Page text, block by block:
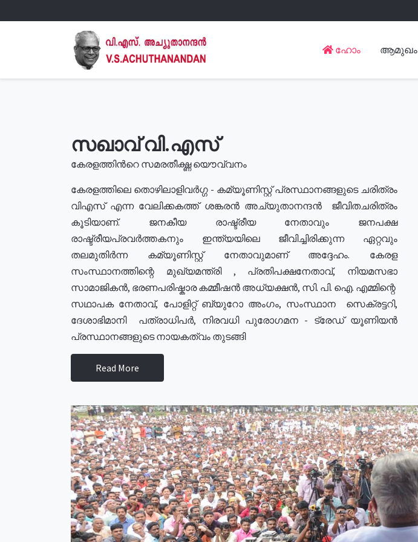
ഹോം ആമുഖം
സഖാവ് വി.എസ്
കേരളത്തിൻറെ സമരതീക്ഷ്ണ യൌവ്വനം
കേരളത്തിലെ തൊഴിലാളിവർഗ്ഗ - കമ്യൂണിസ്റ്റ് പ്രസ്ഥാനങ്ങളുടെ ചരിത്രം
വിഎസ് എന്ന വേലിക്കകത്ത് ശങ്കരൻ അച്യുതാനന്ദൻ ജീവിതചരിത്രം
കൂടിയാണ്. ജനകീയ രാഷ്ട്രീയ നേതാവും ജനപക്ഷ
രാഷ്ട്രീയപ്രവർത്തകനും ഇന്ത്യയിലെ ജീവിച്ചിരിക്കുന്ന ഏറ്റവും
തലമുതിർന്ന കമ്യൂണിസ്റ്റ് നേതാവുമാണ് അദ്ദേഹം. കേരള
സംസ്ഥാനത്തിന്റെ മുഖ്യമന്ത്രി , പ്രതിപക്ഷനേതാവ്, നിയമസഭാ
സാമാജികൻ, ഭരണപരിഷ്കാര കമ്മീഷൻ അധ്യക്ഷൻ, സി. പി. ഐ. എമ്മിന്റെ
സഥാപക നേതാവ്, പോളിറ്റ് ബ്യുറോ അംഗം, സംസ്ഥാന സെക്രട്ടറി,
ദേശാഭിമാനി പത്രാധിപർ, നിരവധി പുരോഗമന - ട്രേഡ് യൂണിയൻ
പ്രസ്ഥാനങ്ങളുടെ നായകത്വം തുടങ്ങി
Read More